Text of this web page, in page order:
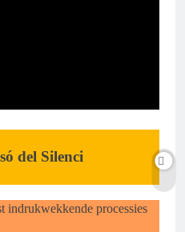
del Silenci
indrukwekkende processies